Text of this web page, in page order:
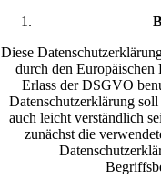
Diese
durch den
Erlass der DSGVO
Datenschutzerklärung
auch leicht verständlich
zunächst die